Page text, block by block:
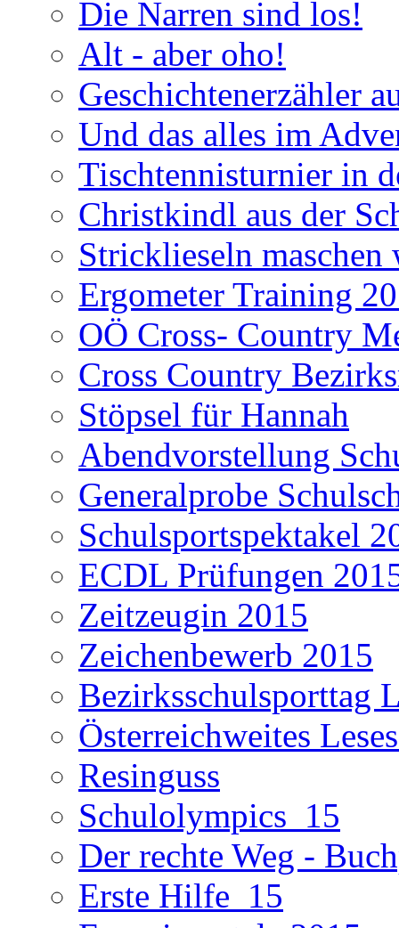
Die Narren sind los!
Alt - aber oho!
Geschichtenerzähler
Und das alles im
Tischtennisturnier in
Christkindl aus der
Stricklieseln maschen
Ergometer Training
OÖ Cross- Country
Cross Country
Stöpsel für Hannah
Abendvorstellung
Generalprobe
Schulsportspektakel
ECDL Prüfungen
Zeitzeugin 2015
Zeichenbewerb 2015
Bezirksschulsporttag
Österreichweites
Resinguss
Schulolympics_15
Der rechte Weg -
Erste Hilfe_15